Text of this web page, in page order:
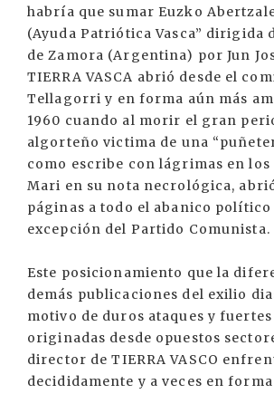
habría que sumar Euzko
(Ayuda Patriótica Vasca” dirigida
de Zamora (Argentina) por Jun
TIERRA VASCA abrió desde el
Tellagorri y en forma aún más
1960 cuando al morir el gran
algorteño victima de una
como escribe con lágrimas en los
Mari en su nota necrológica,
páginas a todo el abanico político
excepción del Partido Comunista.
Este posicionamiento que la
demás publicaciones del exilio
motivo de duros ataques y
originadas desde opuestos
director de TIERRA VASCO
decididamente y a veces en